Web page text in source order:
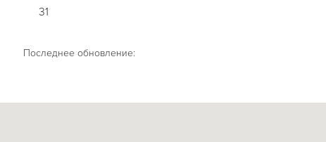
31
Последнее обновление: